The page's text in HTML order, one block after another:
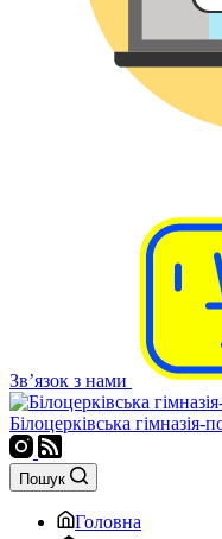
Зв’язок з нами
Білоцерківська
Пошук
Головна